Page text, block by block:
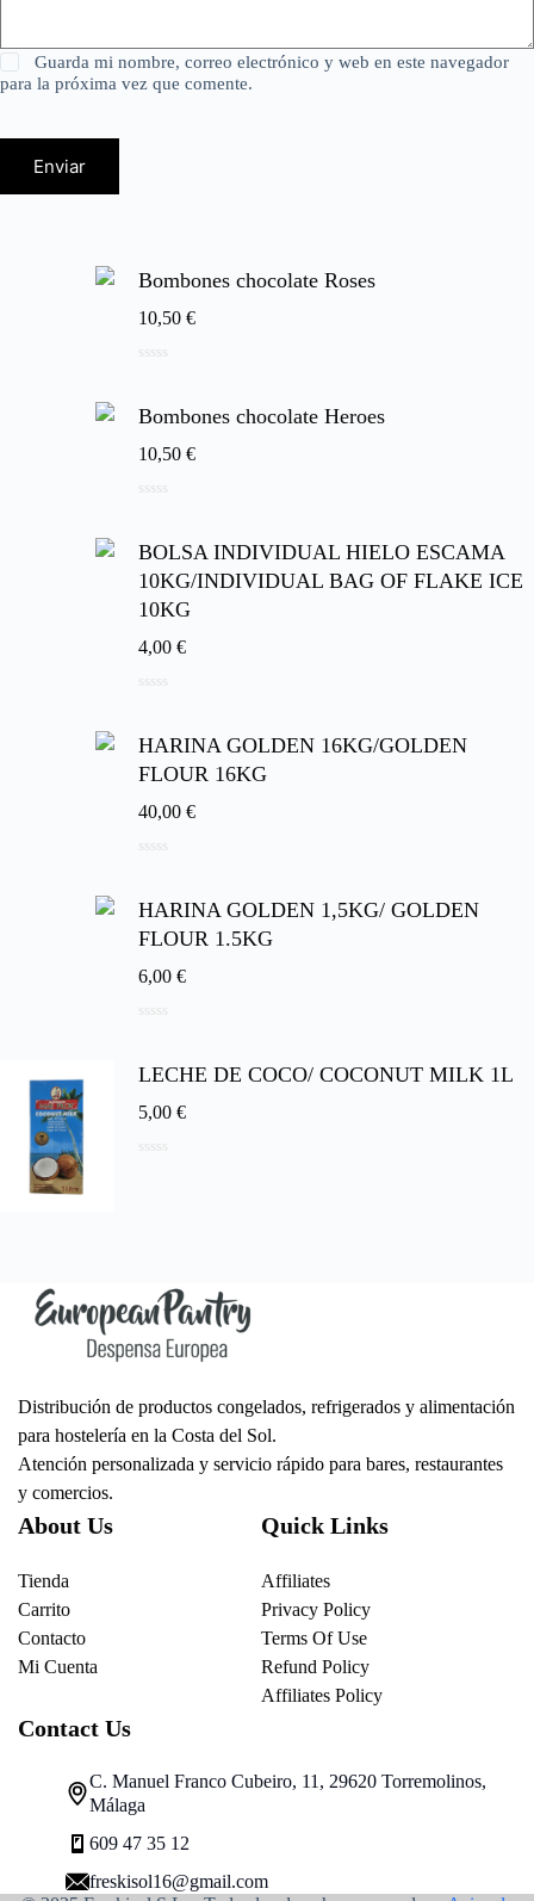
Guarda mi nombre, correo electrónico y web en este navegador
para la próxima vez que comente.
Enviar
Bombones chocolate Roses
10,50 €
e
Bombones chocolate Heroes
10,50 €
e
BOLSA INDIVIDUAL HIELO ESCAMA
10KG/INDIVIDUAL BAG OF FLAKE ICE
10KG
4,00 €
e
HARINA GOLDEN 16KG/GOLDEN
FLOUR 16KG
40,00 €
e
HARINA GOLDEN 1,5KG/ GOLDEN
FLOUR 1.5KG
6,00 €
e
LECHE DE COCO/ COCONUT MILK 1L
5,00 €
Distribución de productos congelados, refrigerados y alimentación
para hostelería en la Costa del Sol.
Atención personalizada y servicio rápido para bares, restaurantes
y comercios.
About Us
Tienda
Carrito
Contacto
Mi Cuenta
Quick Links
Affiliates
Privacy Policy
Terms Of Use
Refund Policy
Affiliates Policy
Contact Us
C. Manuel Franco Cubeiro, 11, 29620 Torremolinos,
Málaga
609 47 35 12
freskisol16@gmail.com